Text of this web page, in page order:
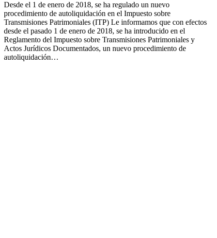
Desde el 1 de enero de 2018, se ha regulado un nuevo
procedimiento de autoliquidación en el Impuesto sobre
Transmisiones Patrimoniales (ITP) Le informamos que con efectos
desde el pasado 1 de enero de 2018, se ha introducido en el
Reglamento del Impuesto sobre Transmisiones Patrimoniales y
Actos Jurídicos Documentados, un nuevo procedimiento de
autoliquidación…